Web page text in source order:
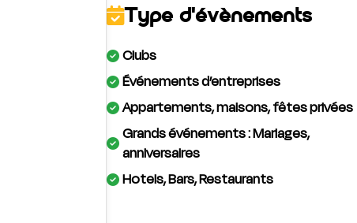
Type d'évènements
Clubs
Événements d’entreprises
Appartements, maisons, fêtes privées
Grands événements : Mariages,
anniversaires
Hotels, Bars, Restaurants